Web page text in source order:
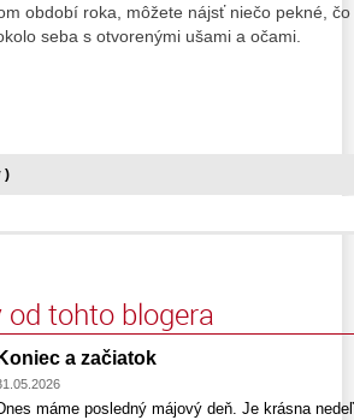
období roka, môžete nájsť niečo pekné,
seba s otvorenými ušami a očami.
)
od tohto blogera
Koniec a začiatok
máme posledný májový deň. Je krásna